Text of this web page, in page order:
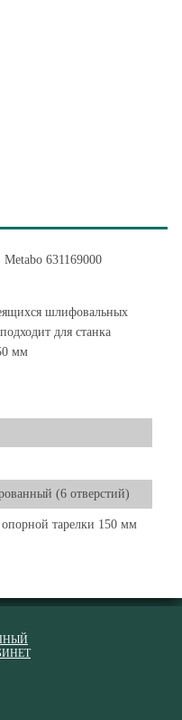
Metabo 631169000
шлифовальных
для станка
мм
(6 отверстий)
тарелки 150 мм